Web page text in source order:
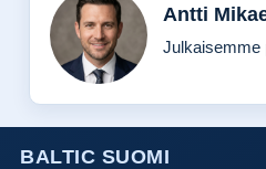
Antti
Julkaisemme
BALTIC SUOMI